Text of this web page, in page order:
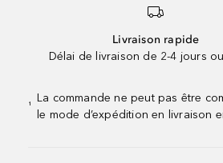
Livraison rapide
Délai de livraison de 2-4 jours
¹
La commande ne peut pas être
le mode d’expédition en livraison